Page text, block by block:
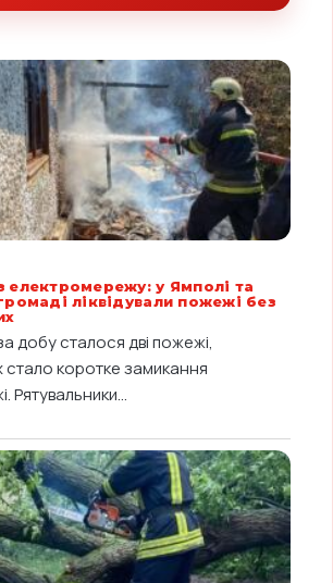
електромережу: у Ямполі та
ліквідували пожежі без
добу сталося дві пожежі,
коротке замикання
Рятувальники...